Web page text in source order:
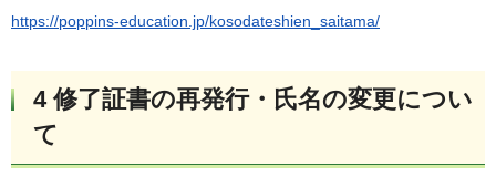
https://poppins-education.jp/kosodateshien_saitama/
4 修了証書の再発行・氏名の変更につい
て